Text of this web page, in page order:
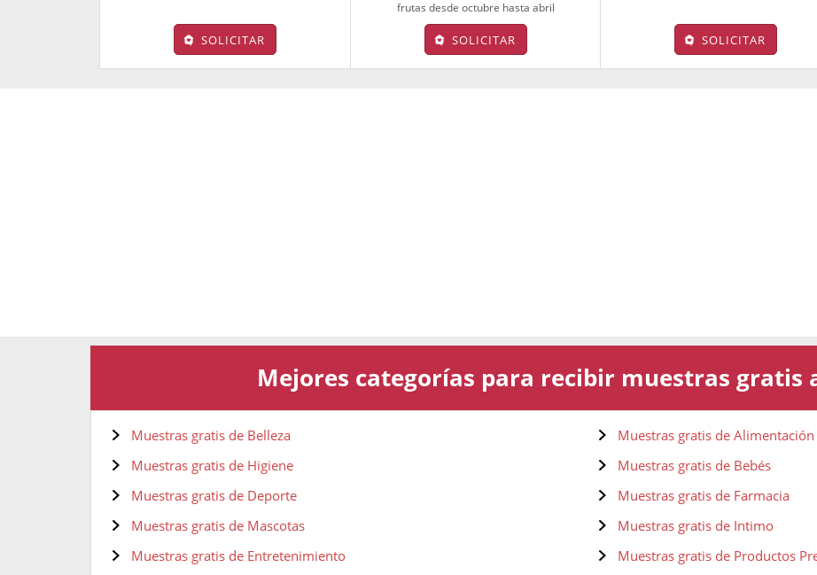
SOLICITAR
frutas desde octubre hasta abril
SOLICITAR SOLICITAR
Mejores categorías para recibir muestras gratis
Muestras gratis de Belleza
Muestras gratis de
Muestras gratis de Higiene
Muestras gratis de Bebés
Muestras gratis de Deporte
Muestras gratis de Farmacia
Muestras gratis de Mascotas
Muestras gratis de Intimo
Muestras gratis de Entretenimiento
Muestras gratis de Productos